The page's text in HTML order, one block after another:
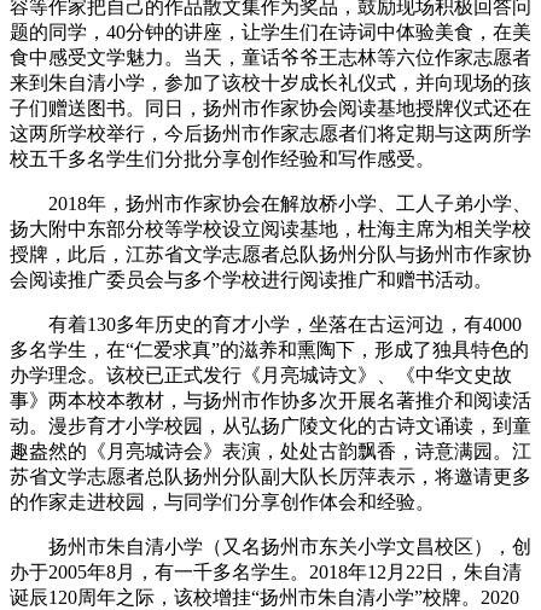
容等作家把自己的作品散文集作为奖品，鼓励现场积极回答问
题的同学， 40分钟的讲座，让学生们在诗词中体验美食，在美
食中感受文学魅力。当天，童话爷爷王志林等六位作家志愿者
来到朱自清小学，参加了该校十岁成长礼仪式，并向现场的孩
子们赠送图书。同日，扬州市作家协会阅读基地授牌仪式还在
这两所学校举行，今后扬州市作家志愿者们将定期与这两所学
校五千多名学生们分批分享创作经验和写作感受。
2018年，扬州市作家协会在解放桥小学、工人子弟小学、
扬大附中东部分校等学校设立阅读基地，杜海主席为相关学校
授牌，此后，江苏省文学志愿者总队扬州分队与扬州市作家协
会阅读推广委员会与多个学校进行阅读推广和赠书活动。
有着130多年历史的育才小学，坐落在古运河边，有4000
多名学生，在“仁爱求真”的滋养和熏陶下，形成了独具特色的
办学理念。该校已正式发行《月亮城诗文》、
《中华文史故
事》两本校本教材，与扬州市作协多次开展名著推介和阅读活
动。漫步育才小学校园，从弘扬广陵文化的古诗文诵读，到童
趣盎然的《月亮城诗会》表演，处处古韵飘香，诗意满园。 江
苏省文学志愿者总队扬州分队副大队长厉萍表示，将邀请更多
的作家走进校园，与同学们分享创作体会和经验。
扬州市朱自清小学（又名扬州市东关小学文昌校区），创
办于2005年8月，有一千多名学生。 2018年12 月 22 日，朱自清
诞辰120周年之际，该校增挂“扬州市朱自清小学”校牌。 2020